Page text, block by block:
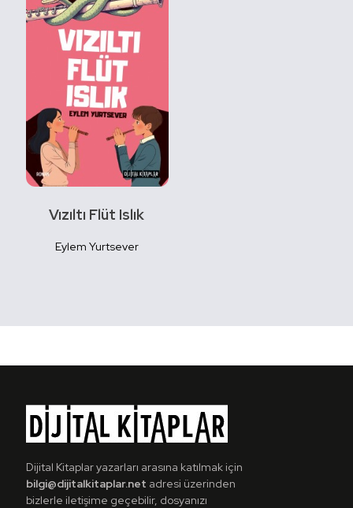
Detaylı
Vızıltı Flüt Islık
Eylem Yurtsever
Dijital Kitaplar yazarları arasına katılmak için
bilgi@dijitalkitaplar.net adresi üzerinden
bizlerle iletişime geçebilir, dosyanızı